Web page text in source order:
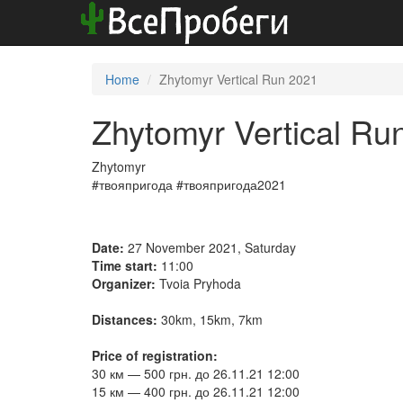
Home Zhytomyr Vertical Run 2021
Zhytomyr Vertical
Zhytomyr
#твояпригода #твояпригода2021
Date: 27 November 2021, Saturday
Time start: 11:00
Organizer: Tvoia Pryhoda
Distances: 30km, 15km, 7km
Price of registration:
30 км — 500 грн. до 26.11.21 12:00
​15 км — 400 грн. до 26.11.21 12:00